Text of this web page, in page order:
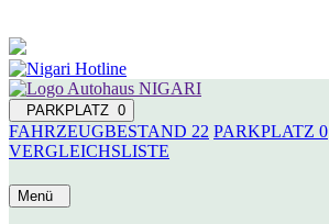
PARKPLATZ 0
FAHRZEUGBESTAND 22 PARKPLATZ 0
VERGLEICHSLISTE
Menü